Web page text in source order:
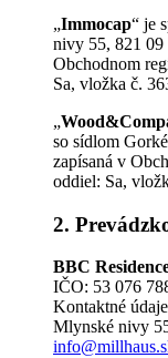
„Immocap“ je
nivy 55, 821 09
Obchodnom
Sa, vložka č.
„Wood
so sídlom
zapísaná v
oddiel: Sa,
2.
BBC
IČO: 53 076
Kontaktné
Mlynské nivy